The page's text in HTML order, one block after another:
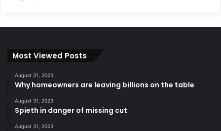
Most Viewed Posts
August 31, 2023
Why homeowners are leaving billions on the table
August 31, 2023
Spieth in danger of missing cut
August 31, 2023